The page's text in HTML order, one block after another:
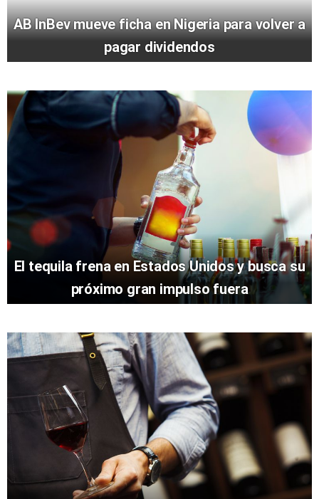
AB InBev mueve ficha en Nigeria para volver a
pagar dividendos
El tequila frena en Estados Unidos y busca su
próximo gran impulso fuera